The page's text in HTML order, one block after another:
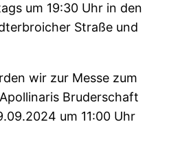
um 19:30 Uhr in den
Straße und
wir zur Messe zum
Bruderschaft
um 11:00 Uhr